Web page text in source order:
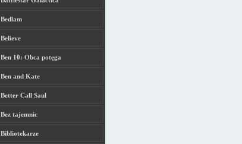
Bedlam
Believe
Ben 10: Obca potęga
Ben and Kate
Better Call Saul
Bez tajemnic
Bibliotekarze